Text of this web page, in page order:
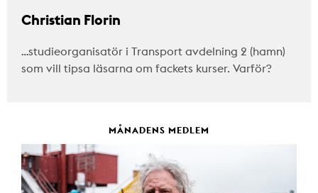
Christian Florin
…studieorganisatör i Transport avdelning 2 (hamn)
som vill tipsa läsarna om fackets kurser. Varför?
MÅNADENS MEDLEM